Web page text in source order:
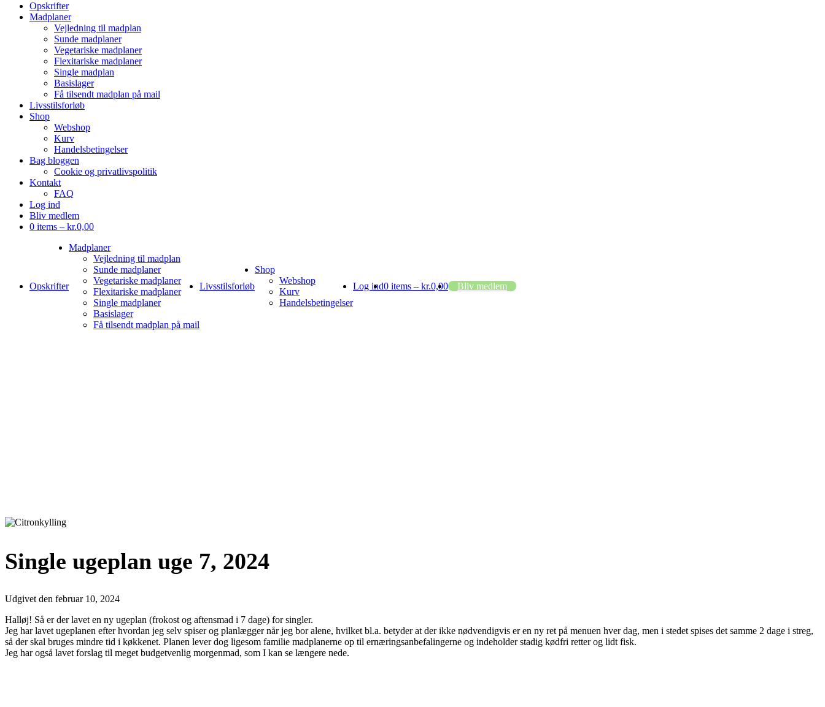
Opskrifter
Madplaner
Vejledning til madplan
Sunde madplaner
Vegetariske madplaner
Flexitariske madplaner
Single madplan
Basislager
Få tilsendt madplan på mail
Livsstilsforløb
Shop
Webshop
Kurv
Handelsbetingelser
Bag bloggen
Cookie og privatlivspolitik
Kontakt
FAQ
Log ind
Bliv medlem
0 items – kr.0,00
Opskrifter
Madplaner
Vejledning til madplan
Sunde madplaner
Vegetariske madplaner
Flexitariske madplaner
Single madplaner
Basislager
Få tilsendt madplan på mail
Livsstilsforløb
Shop
Webshop
Kurv
Handelsbetingelser
Log ind Bliv medlem
0 items – kr.0,00
Single ugeplan uge 7, 2024
Udgivet den februar 10, 2024
Halløj! Så er der lavet en ny ugeplan (frokost og aftensmad i 7 dage) for singler.
Jeg har lavet ugeplanen efter hvordan jeg selv spiser og planlægger når jeg bor alene, hvilket bl.a. betyder at der ikke nødvendigvis er en ny ret på menuen hver dag, men i stedet spises det samme 2 dage i streg,
så der skal bruges mindre tid i køkkenet. Planen lever dog ligesom familie madplanerne op til ernæringsanbefalingerne og indeholder stadig kødfri retter og lidt fisk.
Jeg har også lavet forslag til meget budgetvenlig morgenmad, som I kan se længere nede.